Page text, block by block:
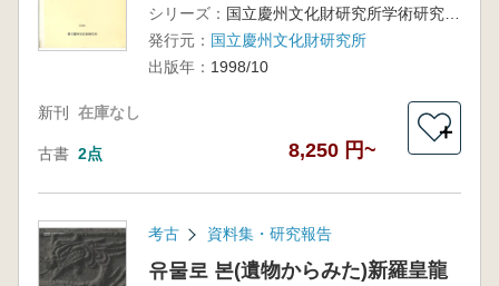
シリーズ：
国立慶州文化財研究所学術研究叢書22
発行元： 国立慶州文化財研究所
出版年： 1998/10
新刊 在庫なし
古書 2点 8,250 円~
＋
考古 資料集・研究報告
유물로 본(遺物からみた)新羅皇龍